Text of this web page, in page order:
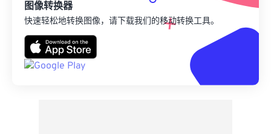
图像转换器
快速轻松地转换图像，请下载我们的移动转换工具。